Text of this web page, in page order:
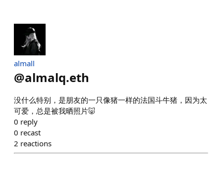
almall
@almalq.eth
没什么特别，是朋友的一只像猪一样的法国斗牛猪，因为太
可爱，总是被我晒照片🐷
0 reply
0 recast
2 reactions